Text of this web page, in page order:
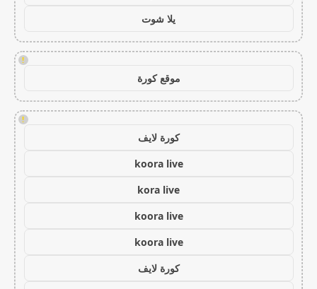
يلا شوت
!
موقع كورة
!
كورة لايف
koora live
kora live
koora live
koora live
كورة لايف